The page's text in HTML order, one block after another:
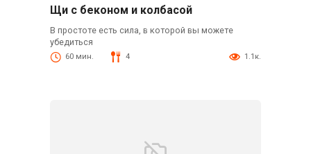
Щи с беконом и колбасой
В простоте есть сила, в которой вы можете
убедиться
60 мин. 4 1.1к.